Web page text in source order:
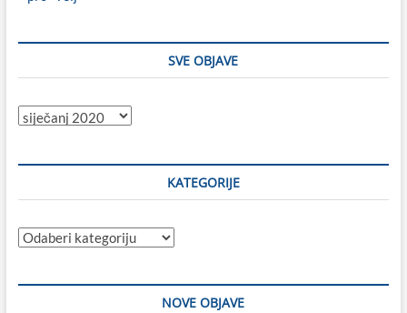
SVE OBJAVE
Sve
KATEGORIJE
Kategorije
NOVE OBJAVE